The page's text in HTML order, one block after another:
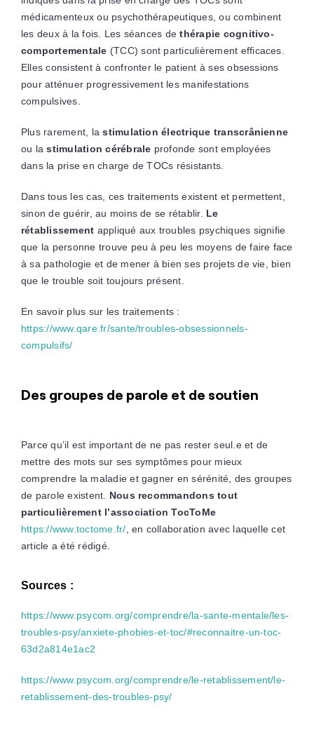
médicamenteux ou psychothérapeutiques, ou combinent
les deux à la fois. Les séances dethérapie cognitivo-
comportementale (TCC) sont particulièrement efficaces.
Elles consistent à confronter le patient à ses obsessions
pour atténuer progressivement les manifestations
compulsives.
Plus rarement, lastimulation électrique transcrânienne
ou lastimulation cérébrale profonde sont employées
dans la prise en charge de TOCs résistants.
Dans tous les cas, ces traitements existent et permettent,
sinon de guérir, au moins de se rétablir. Le
rétablissement appliqué aux troubles psychiques signifie
que la personne trouve peu à peu les moyens de faire face
à sa pathologie et de mener à bien ses projets de vie, bien
que le trouble soit toujours présent.
En savoir plus sur les traitements :
https://www.qare.fr/sante/troubles-obsessionnels-
compulsifs/
Des groupes de parole et de soutien
Parce qu’il est important de ne pas rester seul.e et de
mettre des mots sur ses symptômes pour mieux
comprendre la maladie et gagner en sérénité, des groupes
de parole existent. Nous recommandons tout
particulièrement l’association TocToMe
https://www.toctome.fr/ , en collaboration avec laquelle cet
article a été rédigé.
Sources :
https://www.psycom.org/comprendre/la-sante-mentale/les-
troubles-psy/anxiete-phobies-et-toc/#reconnaitre-un-toc-
63d2a814e1ac2
https://www.psycom.org/comprendre/le-retablissement/le-
retablissement-des-troubles-psy/